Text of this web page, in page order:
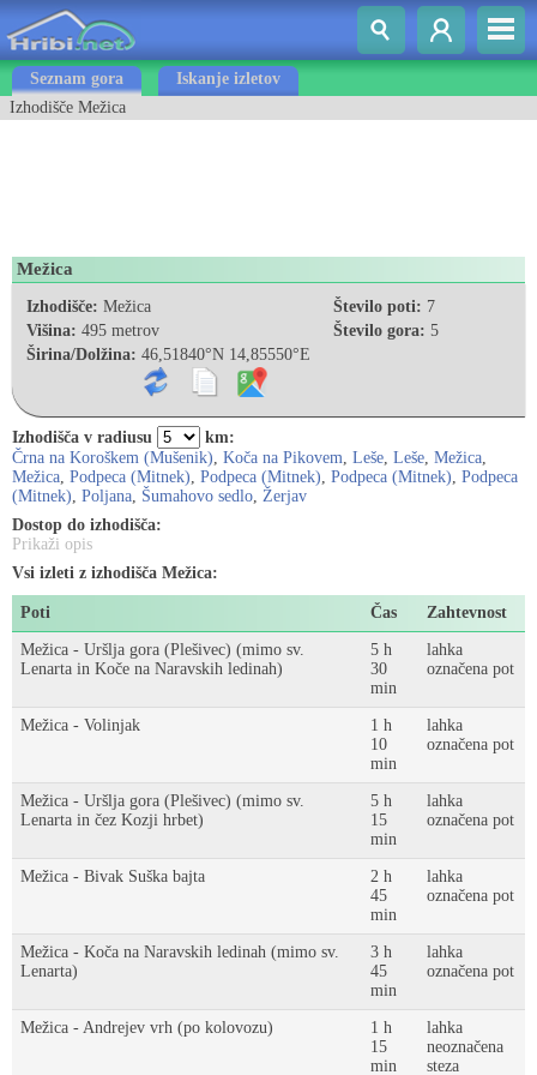
Seznam gora
Iskanje izletov
Izhodišče Mežica
Mežica
Izhodišče: Mežica
Višina: 495 metrov
Širina/Dolžina: 46,51840°N 14,85550°E
Število poti: 7
Število gora: 5
Izhodišča v radiusu
km:
Črna na Koroškem (Mušenik), Koča na Pikovem, Leše, Leše, Mežica,
Mežica, Podpeca (Mitnek), Podpeca (Mitnek), Podpeca (Mitnek), Podpeca
(Mitnek), Poljana, Šumahovo sedlo, Žerjav
Dostop do izhodišča:
Prikaži opis
Vsi izleti z izhodišča Mežica:
Poti Čas Zahtevnost
Mežica - Uršlja gora (Plešivec) (mimo sv.
Lenarta in Koče na Naravskih ledinah)
5 h
30
min
lahka
označena pot
Mežica - Volinjak
1 h
10
min
lahka
označena pot
Mežica - Uršlja gora (Plešivec) (mimo sv.
Lenarta in čez Kozji hrbet)
5 h
15
min
lahka
označena pot
Mežica - Bivak Suška bajta
2 h
45
min
lahka
označena pot
Mežica - Koča na Naravskih ledinah (mimo sv.
Lenarta)
3 h
45
min
lahka
označena pot
Mežica - Andrejev vrh (po kolovozu)
1 h
15
min
lahka
neoznačena
steza